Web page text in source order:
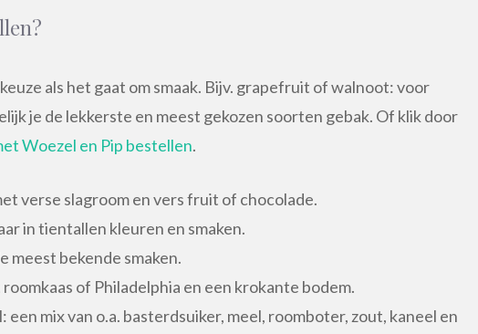
als het gaat om smaak. Bijv. grapefruit of walnoot: voor
je de lekkerste en meest gekozen soorten gebak. Of klik door
Woezel en Pip bestellen.
verse slagroom en vers fruit of chocolade.
in tientallen kleuren en smaken.
meest bekende smaken.
of Philadelphia en een krokante bodem.
mix van o.a. basterdsuiker, meel, roomboter, zout, kaneel en